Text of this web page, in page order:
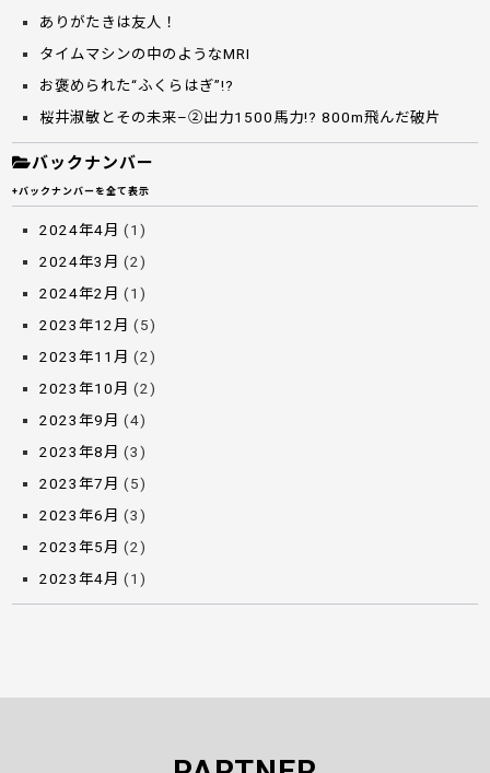
ありがたきは友人！
タイムマシンの中のようなMRI
お褒められた“ふくらはぎ”!?
桜井淑敏とその未来–②出力1500馬力!? 800m飛んだ破片
バックナンバー
+バックナンバーを全て表示
2024年4月 (1)
2024年3月 (2)
2024年2月 (1)
2023年12月 (5)
2023年11月 (2)
2023年10月 (2)
2023年9月 (4)
2023年8月 (3)
2023年7月 (5)
2023年6月 (3)
2023年5月 (2)
2023年4月 (1)